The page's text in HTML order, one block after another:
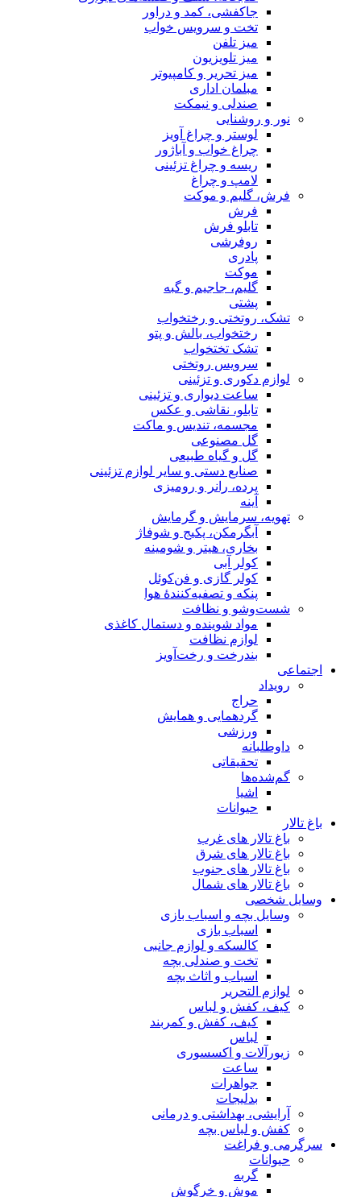
جاکفشی، کمد و دراور
تخت و سرویس خواب
میز تلفن
میز تلویزیون
میز تحریر و کامپیوتر
مبلمان اداری
صندلی و نیمکت
نور و روشنایی
لوستر و چراغ آویز
چراغ خواب و آباژور
ریسه و چراغ تزئینی
لامپ و چراغ
فرش، گلیم و موکت
فرش
تابلو فرش
روفرشی
پادری
موکت
گلیم، جاجیم و گبه
پشتی
تشک، روتختی و رختخواب
رختخواب، بالش و پتو
تشک تختخواب
سرویس روتختی
لوازم دکوری و تزئینی
ساعت دیواری و تزئینی
تابلو، نقاشی و عکس
مجسمه، تندیس و ماکت
گل مصنوعی
گل و گیاه طبیعی
صنایع دستی و سایر لوازم تزئینی
پرده، رانر و رومیزی
آینه
تهویه، سرمایش و گرمایش
آبگرمکن، پکیج و شوفاژ
بخاری، هیتر و شومینه
کولر آبی
کولر گازی و فن‌کوئل
پنکه و تصفیه‌کنندهٔ هوا
شست‌وشو و نظافت
مواد شوینده و دستمال کاغذی
لوازم نظافت
بندرخت و رخت‌آویز
اجتماعی
رویداد
حراج
گردهمایی و همایش
ورزشی
داوطلبانه
تحقیقاتی
گم‌شده‌ها
اشیا
حیوانات
باغ تالار
باغ تالار های غرب
باغ تالار های شرق
باغ تالار های جنوب
باغ تالار های شمال
وسایل شخصی
وسایل بچه و اسباب بازی
اسباب بازی
کالسکه و لوازم جانبی
تخت و صندلی بچه
اسباب و اثاث بچه
لوازم التحریر
کیف، کفش و لباس
کیف، کفش و کمربند
لباس
زیورآلات و اکسسوری
ساعت
جواهرات
بدلیجات
آرایشی، بهداشتی و درمانی
کفش و لباس بچه
سرگرمی و فراغت
حیوانات
گربه
موش و خرگوش